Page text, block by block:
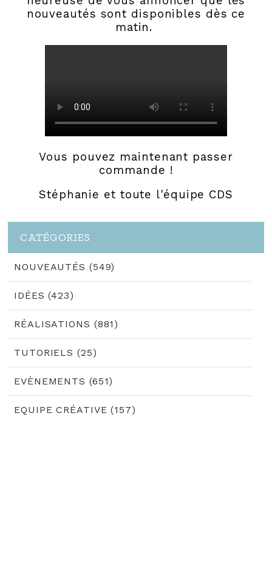
nouveautés sont disponibles dès ce
matin.
Vous pouvez maintenant passer
commande !
Stéphanie et toute l'équipe CDS
CATÉGORIES
NOUVEAUTÉS (549)
IDÉES (423)
RÉALISATIONS (881)
TUTORIELS (25)
EVÈNEMENTS (651)
EQUIPE CRÉATIVE (157)